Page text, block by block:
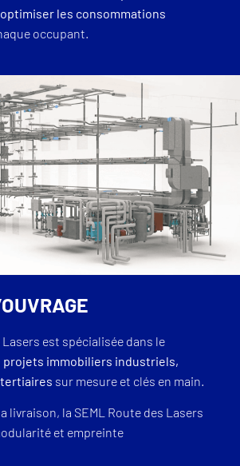
optimiser les consommations
occupant.
Lasers est spécialisée dans le
projets immobiliers industriels,
sur mesure et clés en main.
livraison, la SEML Route des Lasers
et empreinte